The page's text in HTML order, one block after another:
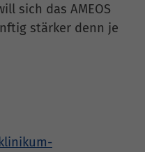
sich das AMEOS
stärker denn je